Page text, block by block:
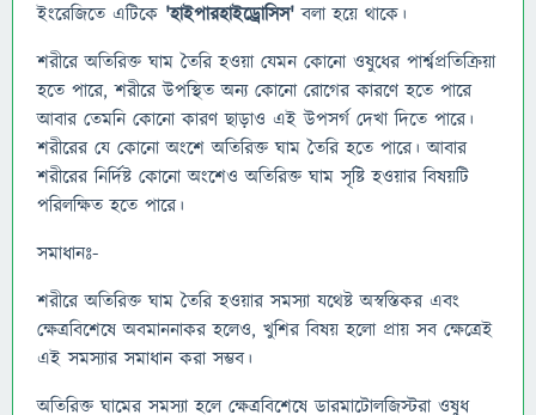
ইংরেজিতে এটিকে 'হাইপারহাইড্রোসিস' বলা হয়ে থাকে।
শরীরে অতিরিক্ত ঘাম তৈরি হওয়া যেমন কোনো ওষুধের পার্শ্বপ্রতিক্রিয়া
হতে পারে, শরীরে উপস্থিত অন্য কোনো রোগের কারণে হতে পারে
আবার তেমনি কোনো কারণ ছাড়াও এই উপসর্গ দেখা দিতে পারে।
শরীরের যে কোনো অংশে অতিরিক্ত ঘাম তৈরি হতে পারে। আবার
শরীরের নির্দিষ্ট কোনো অংশেও অতিরিক্ত ঘাম সৃষ্টি হওয়ার বিষয়টি
পরিলক্ষিত হতে পারে।
সমাধানঃ-
শরীরে অতিরিক্ত ঘাম তৈরি হওয়ার সমস্যা যথেষ্ট অস্বস্তিকর এবং
ক্ষেত্রবিশেষে অবমাননাকর হলেও, খুশির বিষয় হলো প্রায় সব ক্ষেত্রেই
এই সমস্যার সমাধান করা সম্ভব।
অতিরিক্ত ঘামের সমস্যা হলে ক্ষেত্রবিশেষে ডারমাটোলজিস্টরা ওষুধ